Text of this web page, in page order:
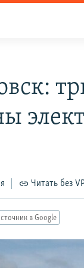
Читать без
в Google